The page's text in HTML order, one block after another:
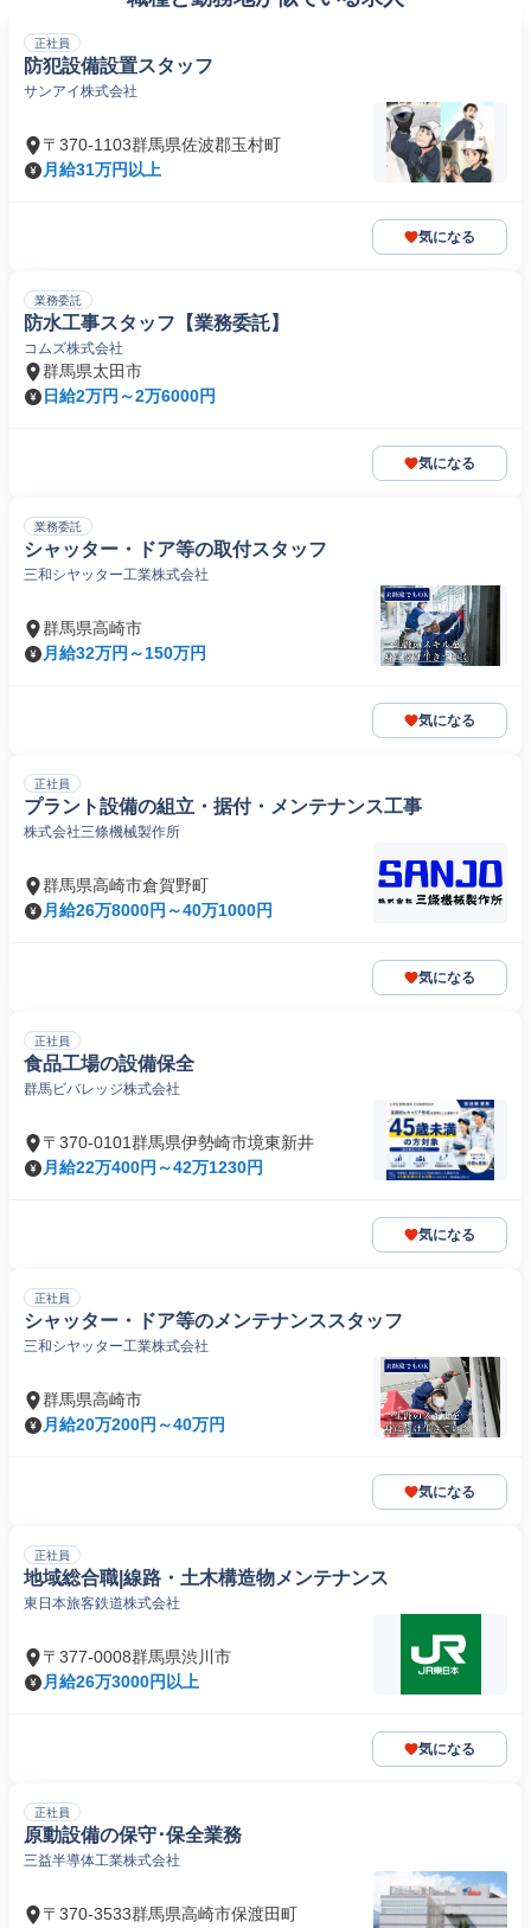
正社員
防犯設備設置スタッフ
サンアイ株式会社
〒370-1103群馬県佐波郡玉村町
月給31万円以上
気になる
業務委託
防水工事スタッフ【業務委託】
コムズ株式会社
群馬県太田市
日給2万円～2万6000円
気になる
業務委託
シャッター・ドア等の取付スタッフ
三和シヤッター工業株式会社
群馬県高崎市
月給32万円～150万円
気になる
正社員
プラント設備の組立・据付・メンテナンス工事
株式会社三條機械製作所
群馬県高崎市倉賀野町
月給26万8000円～40万1000円
気になる
正社員
食品工場の設備保全
群馬ビバレッジ株式会社
〒370-0101群馬県伊勢崎市境東新井
月給22万400円～42万1230円
気になる
正社員
シャッター・ドア等のメンテナンススタッフ
三和シヤッター工業株式会社
群馬県高崎市
月給20万200円～40万円
気になる
正社員
地域総合職|線路・土木構造物メンテナンス
東日本旅客鉄道株式会社
〒377-0008群馬県渋川市
月給26万3000円以上
気になる
正社員
原動設備の保守･保全業務
三益半導体工業株式会社
〒370-3533群馬県高崎市保渡田町